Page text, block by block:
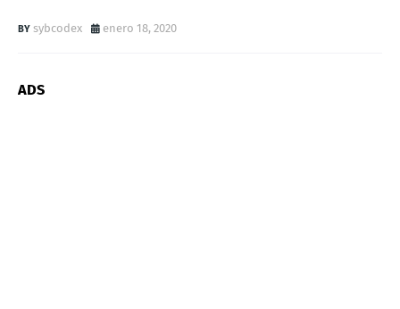
sybcodex enero 18, 2020
ADS